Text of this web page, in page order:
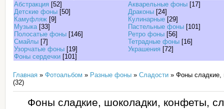
Абстракция [52] Акварельные фоны [17]
Детские фоны [50] Драконы [24]
Камуфляж [9] Кулинарные [29]
Музыка [33] Пастельные фоны [101]
Полосатые фоны [146] Ретро фоны [56]
Смайлы [7] Тетрадные фоны [16]
Узорчатые фоны [19] Украшения [72]
Фоны сердечки [101]
Главная » Фотоальбом » Разные фоны » Сладости » Фоны сладкие,
(32)
Фоны сладкие, шоколадки, конфеты,